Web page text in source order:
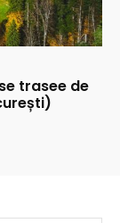
trasee de